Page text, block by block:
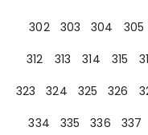
302
303 304 305
312
313 314 315
323
324 325 326
334
335 336 337